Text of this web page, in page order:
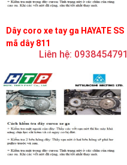
Dây coro xe tay ga HAYATE SS
mã dây 811
Liên hệ: 0938454791